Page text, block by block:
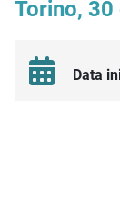
Torino,
Data